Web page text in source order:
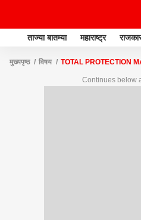
ताज्या बातम्या महाराष्ट्र
मुख्यपृष्ठ विषय TOTAL PROTECTION
Continues below